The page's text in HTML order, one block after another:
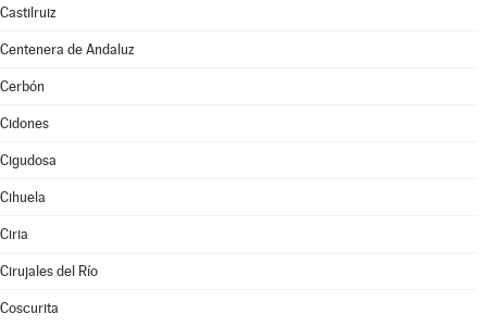
Castilruiz
Centenera de Andaluz
Cerbón
Cidones
Cigudosa
Cihuela
Ciria
Cirujales del Río
Coscurita